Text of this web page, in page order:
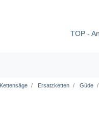
TOP -
Kettensäge Ersatzketten Güde